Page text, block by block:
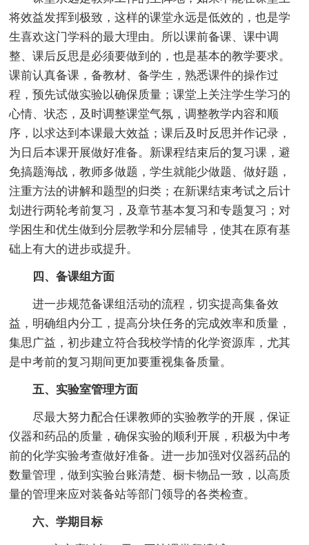
将效益发挥到极致，这样的课堂永远是低效的，也是学
生喜欢这门学科的最大理由。所以课前备课、课中调
整、课后反思是必须要做到的，也是基本的教学要求。
课前认真备课，备教材、备学生，熟悉课件的操作过
程，预先试做实验以确保质量；课堂上关注学生学习的
心情、状态，及时调整课堂气氛，调整教学内容和顺
序，以求达到本课最大效益；课后及时反思并作记录，
为日后本课开展做好准备。新课程结束后的复习课，避
免搞题海战，教师多做题，学生就能少做题、做好题，
注重方法的讲解和题型的归类；在新课结束考试之后计
划进行两轮考前复习，及章节基本复习和专题复习；对
学困生和优生做到分层教学和分层辅导，使其在原有基
础上有大的进步或提升。
四、备课组方面
进一步规范备课组活动的流程，切实提高集备效
益，明确组内分工，提高分块任务的完成效率和质量，
集思广益，初步建立符合我校学情的化学资源库，尤其
是中考前的复习期间更加要重视集备质量。
五、实验室管理方面
尽最大努力配合任课教师的实验教学的开展，保证
仪器和药品的质量，确保实验的顺利开展，积极为中考
前的化学实验考查做好准备。进一步加强对仪器药品的
数量管理，做到实验台账清楚、橱卡物品一致，以高质
量的管理来应对装备站等部门领导的各类检查。
六、学期目标